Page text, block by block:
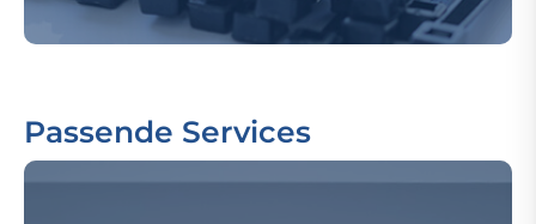
Passende Services